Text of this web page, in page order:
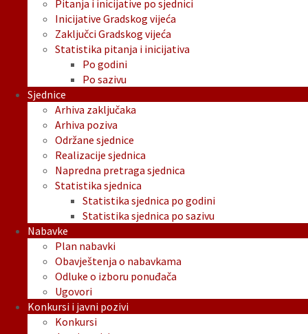
Pitanja i inicijative po sjednici
Inicijative Gradskog vijeća
Zaključci Gradskog vijeća
Statistika pitanja i inicijativa
Po godini
Po sazivu
Sjednice
Arhiva zaključaka
Arhiva poziva
Održane sjednice
Realizacije sjednica
Napredna pretraga sjednica
Statistika sjednica
Statistika sjednica po godini
Statistika sjednica po sazivu
Nabavke
Plan nabavki
Obavještenja o nabavkama
Odluke o izboru ponuđača
Ugovori
Konkursi i javni pozivi
Konkursi